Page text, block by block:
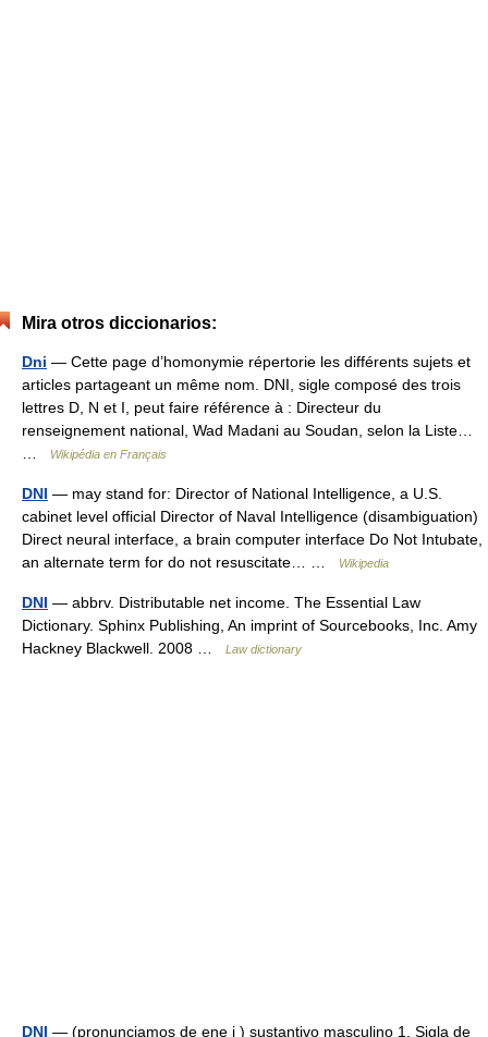
Mira otros diccionarios:
Dni — Cette page d’homonymie répertorie les différents sujets et
articles partageant un même nom. DNI, sigle composé des trois
lettres D, N et I, peut faire référence à : Directeur du
renseignement national, Wad Madani au Soudan, selon la Liste…
Wikipédia en Français
DNI — may stand for: Director of National Intelligence, a U.S.
cabinet level official Director of Naval Intelligence (disambiguation)
Direct neural interface, a brain computer interface Do Not Intubate,
an alternate term for do not resuscitate… …
Wikipedia
DNI — abbrv. Distributable net income. The Essential Law
Dictionary. Sphinx Publishing, An imprint of Sourcebooks, Inc. Amy
Hackney Blackwell. 2008 …
Law dictionary
DNI — (pronunciamos de ene i ) sustantivo masculino 1. Sigla de